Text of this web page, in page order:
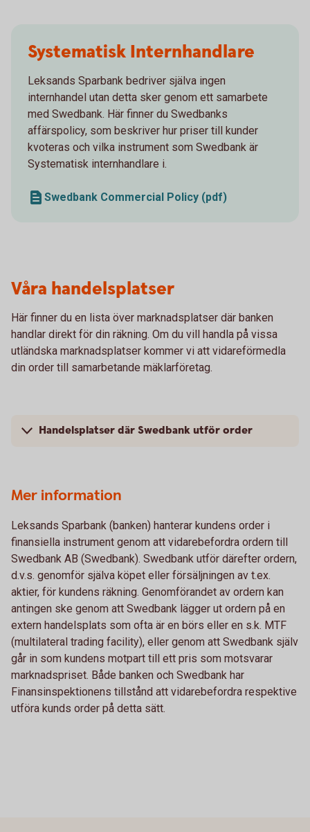
Systematisk Internhandlare
Leksands Sparbank bedriver själva ingen
internhandel utan detta sker genom ett samarbete
med Swedbank. Här finner du Swedbanks
affärspolicy, som beskriver hur priser till kunder
kvoteras och vilka instrument som Swedbank är
Systematisk internhandlare i.
Swedbank Commercial Policy (pdf)
Våra handelsplatser
Här finner du en lista över marknadsplatser där banken
handlar direkt för din räkning. Om du vill handla på vissa
utländska marknadsplatser kommer vi att vidareförmedla
din order till samarbetande mäklarföretag.
Handelsplatser där Swedbank utför order
Mer information
Leksands Sparbank (banken) hanterar kundens order i
finansiella instrument genom att vidarebefordra ordern till
Swedbank AB (Swedbank). Swedbank utför därefter ordern,
d.v.s. genomför själva köpet eller försäljningen av t.ex.
aktier, för kundens räkning. Genomförandet av ordern kan
antingen ske genom att Swedbank lägger ut ordern på en
extern handelsplats som ofta är en börs eller en s.k. MTF
(multilateral trading facility), eller genom att Swedbank själv
går in som kundens motpart till ett pris som motsvarar
marknadspriset. Både banken och Swedbank har
Finansinspektionens tillstånd att vidarebefordra respektive
utföra kunds order på detta sätt.